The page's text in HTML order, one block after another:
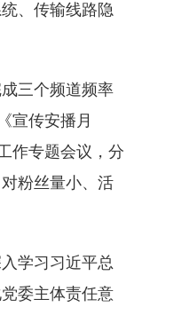
、传输线路隐
三个频道频率
宣传安播月
作专题会议，分
粉丝量小、活
学习习近平总
委主体责任意